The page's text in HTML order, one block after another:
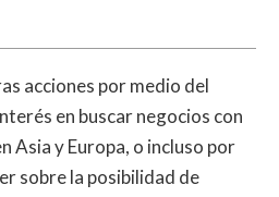
acciones por medio del
en buscar negocios con
Asia y Europa, o incluso por
sobre la posibilidad de